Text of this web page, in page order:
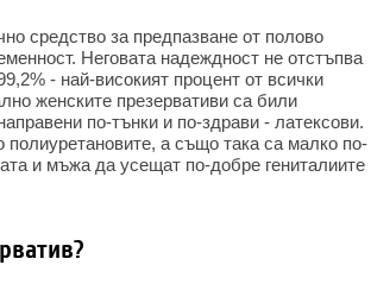
средство за предпазване от полово
Неговата надеждност не отстъпва
- най-високият процент от всички
женските презервативи са били
по-тънки и по-здрави - латексови.
а също така са малко по-
и мъжа да усещат по-добре гениталиите